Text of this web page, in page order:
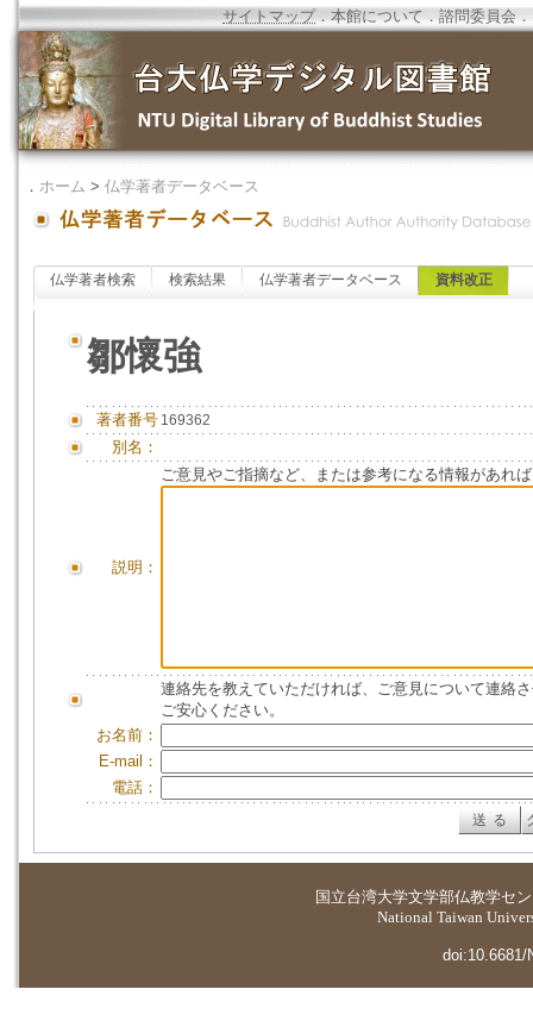
サイトマップ．本館について ．諮問委員会 ．
． ホーム > 仏学著者データベース
仏学著者検索 検索結果 仏学著者データベース 資料改正
鄒懷強
著者番号 169362
別名：
説明：
ご意見やご指摘など、または参考になる情報があれ
連絡先を教えていただければ、ご意見について連絡
ご安心ください。
お名前：
E-mail：
電話：
国立台湾大学文学部仏教学セ
National Taiwan
doi:10.6681/